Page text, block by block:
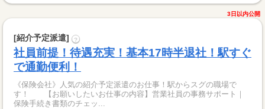
3日以内公開
[紹介予定派遣] ?
社員前提！待遇充実！基本17時半退社！駅すぐ
で通勤便利！
《保険会社》人気の紹介予定派遣のお仕事！駅からスグの職場で
す！ 【お願いしたいお仕事の内容】営業社員の事務サポート｜
保険手続き書類のチェッ...